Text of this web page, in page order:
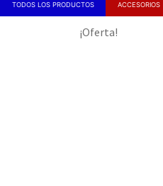
TODOS LOS PRODUCTOS ACCESORIOS
¡Oferta!